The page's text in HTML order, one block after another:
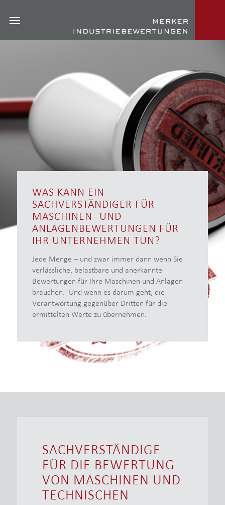
WAS KANN EIN
SACHVERSTÄNDIGER FÜR
MASCHINEN- UND
ANLAGENBEWERTUNGEN FÜR
IHR UNTERNEHMEN TUN?
Jede Menge – und zwar immer dann wenn Sie
verlässliche, belastbare und anerkannte
Bewertungen für Ihre Maschinen und Anlagen
brauchen. Und wenn es darum geht, die
Verantwortung gegenüber Dritten für die
ermittelten Werte zu übernehmen.
SACHVERSTÄNDIGE
FÜR DIE BEWERTUNG
VON MASCHINEN UND
TECHNISCHEN